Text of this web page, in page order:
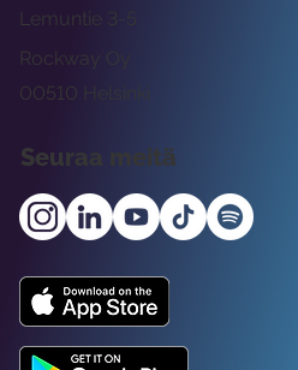
Rockway Oy
Lemuntie 3-5
00510 Helsinki
Seuraa meitä